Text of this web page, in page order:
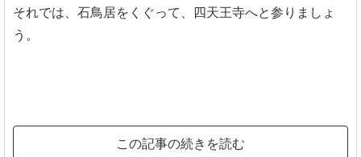
それでは、石鳥居をくぐって、四天王寺へと参りましょ
う。
この記事の続きを読む